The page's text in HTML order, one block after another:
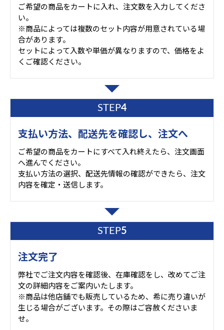
ご希望の商品をカートに入れ、注文数を入力してくださ
い。
※商品によっては複数のセット内容が用意されている場
合があります。
セットによって入数や単価が異なりますので、価格をよ
くご確認ください。
STEP4
支払い方法、配送先を確認し、注文へ
ご希望の商品をカートにすべて入れ終えたら、注文画面
へ進んでください。
支払い方法の選択、配送先情報の確認ができたら、注文
内容を確定・送信します。
STEP5
注文完了
弊社でご注文内容を確認後、在庫確認をし、改めてご注
文の詳細内容をご案内いたします。
※商品は他店舗でも販売しているため、希に売り違いが
生じる場合がございます。その際はご容赦くださいま
せ。